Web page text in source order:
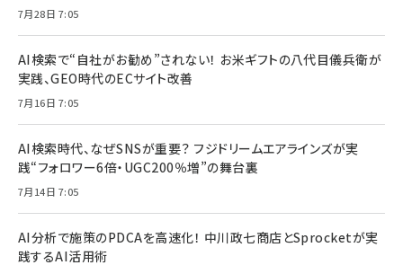
7月28日 7:05
AI検索で“自社がお勧め”されない！ お米ギフトの八代目儀兵衛が
実践、GEO時代のECサイト改善
7月16日 7:05
AI検索時代、なぜSNSが重要？ フジドリームエアラインズが実
践“フォロワー6倍・UGC200％増”の舞台裏
7月14日 7:05
AI分析で施策のPDCAを高速化！ 中川政七商店とSprocketが実
践するAI活用術